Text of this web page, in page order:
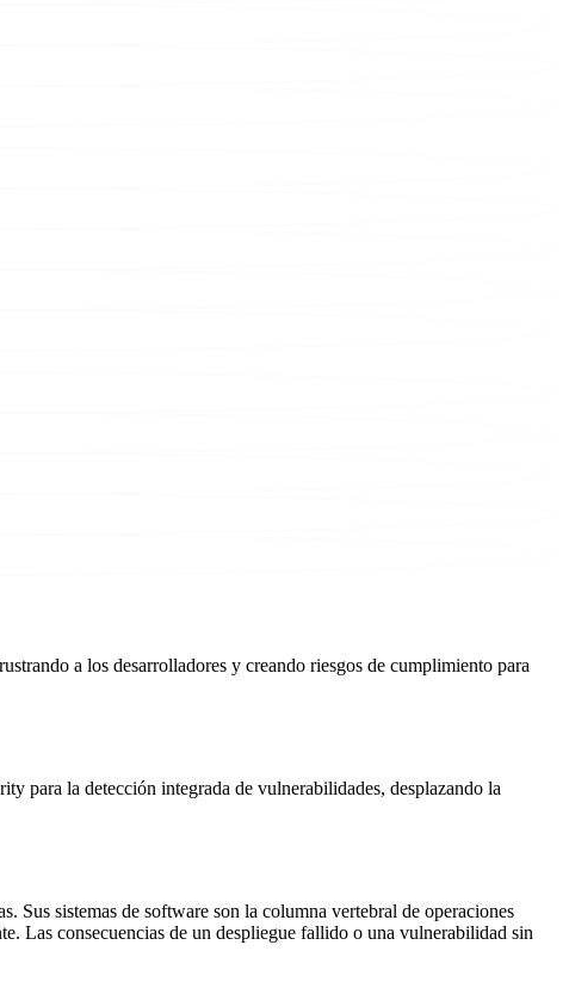
a los desarrolladores y creando riesgos de cumplimiento para
para la detección integrada de vulnerabilidades, desplazando la
Sus sistemas de software son la columna vertebral de operaciones
Las consecuencias de un despliegue fallido o una vulnerabilidad sin